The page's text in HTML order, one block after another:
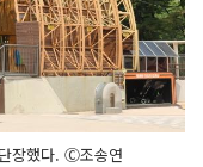
장했다. Ⓒ조송연